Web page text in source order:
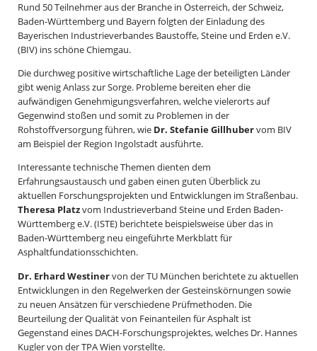
Rund 50 Teilnehmer aus der Branche in Österreich, der Schweiz,
Baden-Württemberg und Bayern folgten der Einladung des
Bayerischen Industrieverbandes Baustoffe, Steine und Erden e.V.
(BIV) ins schöne Chiemgau.
Die durchweg positive wirtschaftliche Lage der beteiligten Länder
gibt wenig Anlass zur Sorge. Probleme bereiten eher die
aufwändigen Genehmigungsverfahren, welche vielerorts auf
Gegenwind stoßen und somit zu Problemen in der
Rohstoffversorgung führen, wie Dr. Stefanie Gillhubervom BIV
am Beispiel der Region Ingolstadt ausführte.
Interessante technische Themen dienten dem
Erfahrungsaustausch und gaben einen guten Überblick zu
aktuellen Forschungsprojekten und Entwicklungen im Straßenbau.
Theresa Platzvom Industrieverband Steine und Erden Baden-
Württemberg e.V. (ISTE) berichtete beispielsweise über das in
Baden-Württemberg neu eingeführte Merkblatt für
Asphaltfundationsschichten.
Dr. Erhard Westinervon der TU München berichtete zu aktuellen
Entwicklungen in den Regelwerken der Gesteinskörnungen sowie
zu neuen Ansätzen für verschiedene Prüfmethoden. Die
Beurteilung der Qualität von Feinanteilen für Asphalt ist
Gegenstand eines DACH-Forschungsprojektes, welches Dr. Hannes
Kugler von der TPA Wien vorstellte.